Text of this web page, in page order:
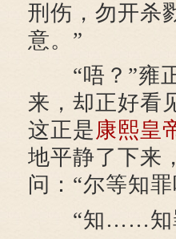
刑伤，勿开杀
意。”
“唔？”雍正
来，却正好看
这正是康熙皇
地平静了下来
问：“尔等知
“知……知